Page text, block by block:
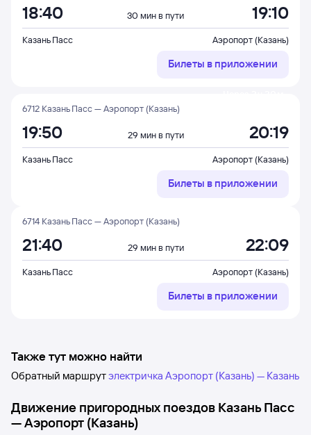
18:40 30 мин в пути 19:10
Казань Пасс Аэропорт (Казань)
Билеты в приложении
6712 Казань Пасс — Аэропорт (Казань)
19:50 29 мин в пути 20:19
Казань Пасс Аэропорт (Казань)
Билеты в приложении
6714 Казань Пасс — Аэропорт (Казань)
21:40 29 мин в пути 22:09
Казань Пасс Аэропорт (Казань)
Билеты в приложении
Также тут можно найти
Обратный маршрутэлектричка Аэропорт (Казань) — Казань
Движение пригородных поездов Казань Пасс
—Аэропорт (Казань)